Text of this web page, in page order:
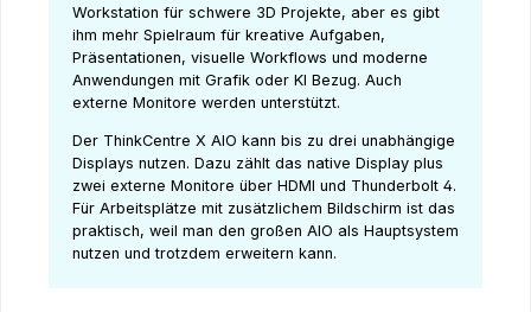
Workstation für schwere 3D Projekte, aber es gibt
ihm mehr Spielraum für kreative Aufgaben,
Präsentationen, visuelle Workflows und moderne
Anwendungen mit Grafik oder KI Bezug. Auch
externe Monitore werden unterstützt.
Der ThinkCentre X AIO kann bis zu drei unabhängige
Displays nutzen. Dazu zählt das native Display plus
zwei externe Monitore über HDMI und Thunderbolt 4.
Für Arbeitsplätze mit zusätzlichem Bildschirm ist das
praktisch, weil man den großen AIO als Hauptsystem
nutzen und trotzdem erweitern kann.